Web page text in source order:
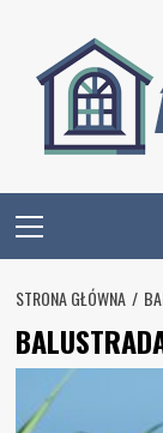
content
Menu
STRONA GŁÓWNA